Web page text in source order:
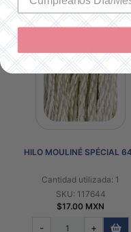
- +
HILO MOULINÉ SPÉCIAL
Cantidad utilizada: 1
SKU: 117644
$17.00 MXN
- +